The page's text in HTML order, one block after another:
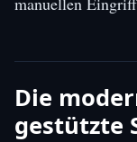
Die
gestützte